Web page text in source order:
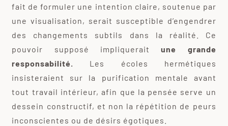
fait de formuler une intention claire, soutenue par
une visualisation, serait susceptible d’engendrer
des changements subtils dans la réalité. Ce
pouvoir supposé impliquerait
une grande
responsabilité.
Les écoles hermétiques
insisteraient sur la purification mentale avant
tout travail intérieur, afin que la pensée serve un
dessein constructif, et non la répétition de peurs
inconscientes ou de désirs égotiques.